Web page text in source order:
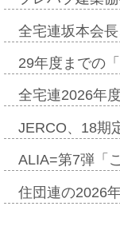
全宅連坂本会
29年度までの
全宅連2026年
JERCO、18期
ALIA=第7弾「
住団連の2026